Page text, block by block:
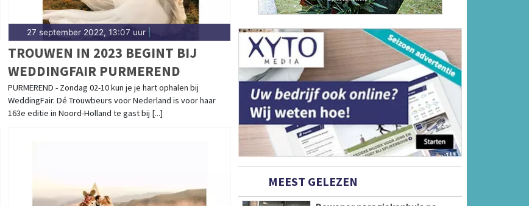
27 september 2022, 13:07 uur|
TROUWEN IN 2023 BEGINT BIJ
WEDDINGFAIR PURMEREND
PURMEREND - Zondag 02-10 kun je je hart ophalen bij
WeddingFair. Dé Trouwbeurs voor Nederland is voor haar
163e editie in Noord-Holland te gast bij [...]
MEEST GELEZEN